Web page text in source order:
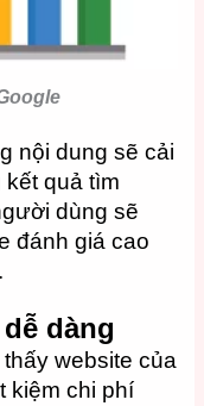
nội dung sẽ cải
kết quả tìm
dùng sẽ
đánh giá cao
.
dàng
website của
kiệm chi phí